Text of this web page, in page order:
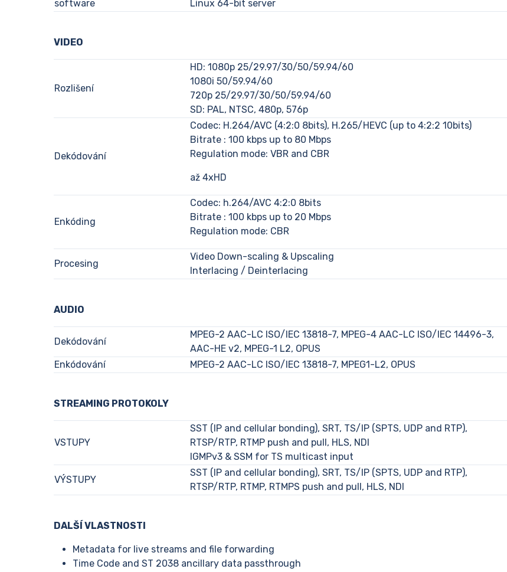
software
Linux 64-bit server
VIDEO
Rozlišení
HD: 1080p 25/29.97/30/50/59.94/60
1080i 50/59.94/60
720p 25/29.97/30/50/59.94/60
SD: PAL, NTSC, 480p, 576p
Dekódování
Codec: H.264/AVC (4:2:0 8bits), H.265/HEVC (up to 4:2:2 10bits)
Bitrate : 100 kbps up to 80 Mbps
Regulation mode: VBR and CBR
až 4xHD
Enkóding
Codec: h.264/AVC 4:2:0 8bits
Bitrate : 100 kbps up to 20 Mbps
Regulation mode: CBR
Procesing
Video Down-scaling & Upscaling
Interlacing / Deinterlacing
AUDIO
Dekódování
MPEG-2 AAC-LC ISO/IEC 13818-7, MPEG-4 AAC-LC ISO/IEC 14496-3,
AAC-HE v2, MPEG-1 L2, OPUS
Enkódování
MPEG-2 AAC-LC ISO/IEC 13818-7, MPEG1-L2, OPUS
STREAMING PROTOKOLY
VSTUPY
SST (IP and cellular bonding), SRT, TS/IP (SPTS, UDP and RTP),
RTSP/RTP, RTMP push and pull, HLS, NDI
IGMPv3 & SSM for TS multicast input
VÝSTUPY
SST (IP and cellular bonding), SRT, TS/IP (SPTS, UDP and RTP),
RTSP/RTP, RTMP, RTMPS push and pull, HLS, NDI
DALŠÍ VLASTNOSTI
Metadata for live streams and file forwarding
Time Code and ST 2038 ancillary data passthrough